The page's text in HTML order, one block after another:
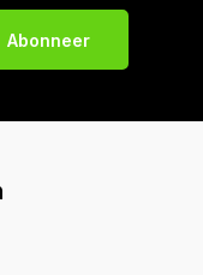
Abonneer